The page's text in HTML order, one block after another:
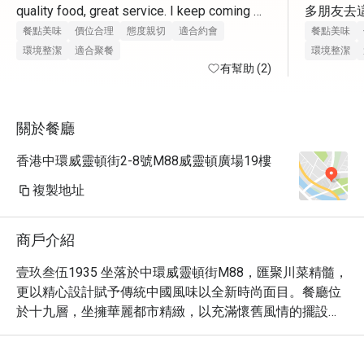
quality food, great service. I keep coming
餐點美味 價位合理 態度親切
適合約會
環境整潔
適合聚餐
有幫助 (2)
多朋友去
非常喜
餐點美味
環境整潔
關於餐廳
香港中環威靈頓街2-8號M88威靈頓廣場19樓
複製地址
商戶介紹
壹玖叁伍1935 坐落於中環威靈頓街M88，匯聚川菜精髓，
更以精心設計賦予傳統中國風味以全新時尚面目。餐廳位
於十九層，坐擁華麗都市精緻，以充滿懷舊風情的擺設令
人回味新派川菜的悠長傳統。餐廳以提供華抄手、辣子